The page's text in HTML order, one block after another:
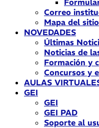
Correo
Mapa del sitio
NOVEDADES
Últimas
Noticias de
Formación y
Concursos y
AULAS
GEI
GEI
GEI PAD
Soporte al